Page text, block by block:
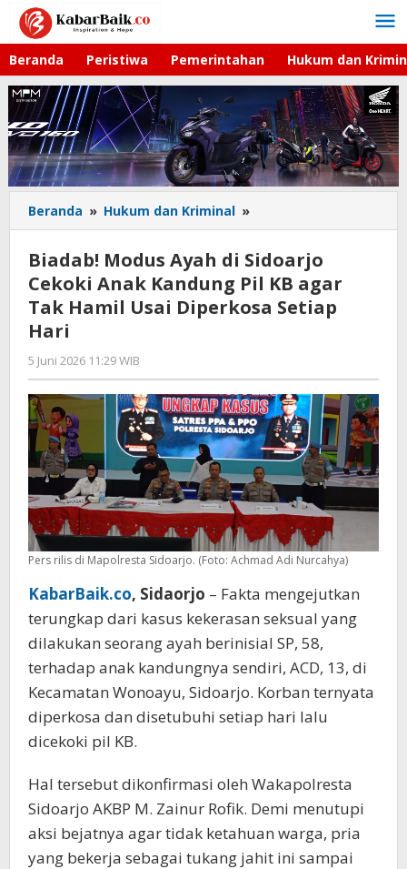
Lewati
konten
Beranda Peristiwa Pemerintahan Hukum dan
Beranda » Hukum dan Kriminal »
Modus
Ayah
di
Sidoarjo
Cekoki
KB
agar
Tak
Hamil
Usai
Diperkosa
Setiap
Hari
Biadab! Modus Ayah di Sidoarjo
Cekoki Anak Kandung Pil KB agar
Tak Hamil Usai Diperkosa Setiap
Hari
5 Juni 2026 11:29 WIB
Andika
DP
Pers rilis di Mapolresta Sidoarjo. (Foto: Achmad Adi Nurcahya)
KabarBaik.co, Sidaorjo – Fakta mengejutkan
terungkap dari kasus kekerasan seksual yang
dilakukan seorang ayah berinisial SP, 58,
terhadap anak kandungnya sendiri, ACD, 13, di
Kecamatan Wonoayu, Sidoarjo. Korban ternyata
diperkosa dan disetubuhi setiap hari lalu
dicekoki pil KB.
Hal tersebut dikonfirmasi oleh Wakapolresta
Sidoarjo AKBP M. Zainur Rofik. Demi menutupi
aksi bejatnya agar tidak ketahuan warga, pria
yang bekerja sebagai tukang jahit ini sampai